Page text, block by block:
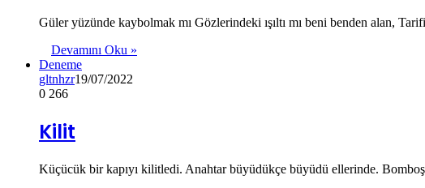
Güler yüzünde kaybolmak mı Gözlerindeki ışıltı mı beni benden alan,
Devamını Oku »
Deneme
gltnhzr19/07/2022
0 266
Kilit
Küçücük bir kapıyı kilitledi. Anahtar büyüdükçe büyüdü ellerinde.